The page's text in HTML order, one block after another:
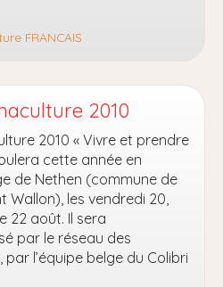
FRANCAIS
2010
2010 « Vivre et prendre
cette année en
de Nethen (commune de
Wallon), les vendredi 20,
22 août. Il sera
par le réseau des
l’équipe belge du Colibri